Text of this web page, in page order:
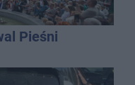
Pieśni